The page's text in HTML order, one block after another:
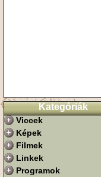
Kategóriák
Viccek
Képek
Filmek
Linkek
Programok